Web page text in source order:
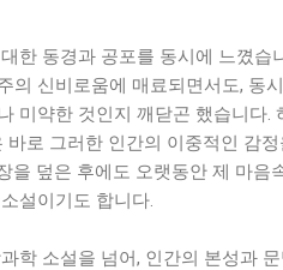
한 동경과 공포를 동시에 느꼈습
의 신비로움에 매료되면서도, 동
미약한 것인지 깨닫곤 했습니다.
바로 그러한 인간의 이중적인 감
을 덮은 후에도 오랫동안 제 마음
설이기도 합니다.
학 소설을 넘어, 인간의 본성과